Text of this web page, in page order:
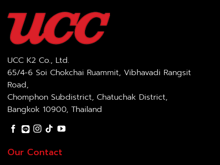
UCC K2 Co., Ltd.
65/4-6 Soi Chokchai Ruammit, Vibhavadi Rangsit
Road,
Chomphon Subdistrict, Chatuchak District,
Bangkok 10900, Thailand
Our Contact